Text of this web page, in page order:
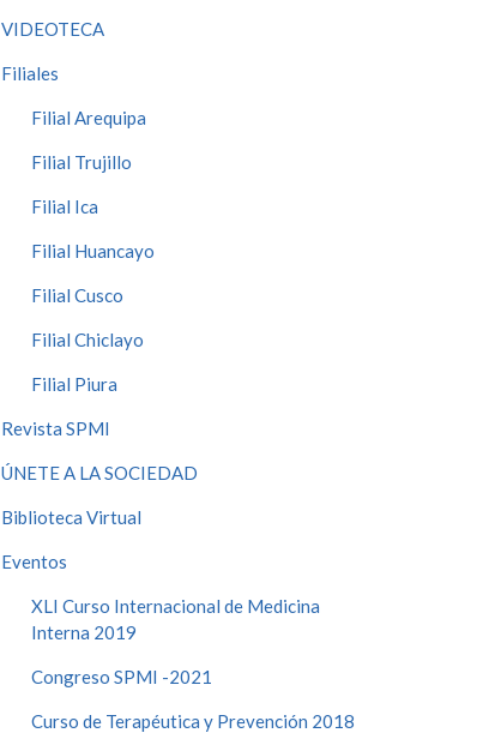
VIDEOTECA
Filiales
Filial Arequipa
Filial Trujillo
Filial Ica
Filial Huancayo
Filial Cusco
Filial Chiclayo
Filial Piura
Revista SPMI
ÚNETE A LA SOCIEDAD
Biblioteca Virtual
Eventos
XLI Curso Internacional de Medicina
Interna 2019
Congreso SPMI -2021
Curso de Terapéutica y Prevención 2018